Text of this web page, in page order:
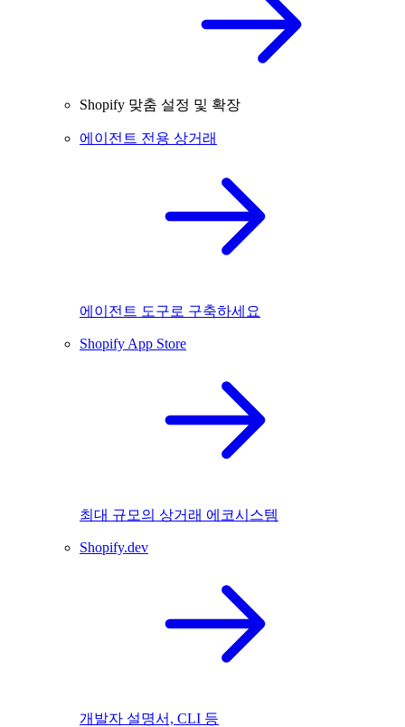
Shopify 맞춤 설정 및 확장
에이전트 전용 상거래
에이전트 도구로 구축하세요
Shopify App Store
최대 규모의 상거래 에코시스템
Shopify.dev
개발자 설명서, CLI 등